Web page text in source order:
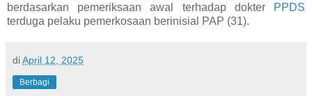
berdasarkan pemeriksaan awal terhadap dokter
PPDS
terduga pelaku pemerkosaan berinisial PAP (31).
diApril 12, 2025
Berbagi